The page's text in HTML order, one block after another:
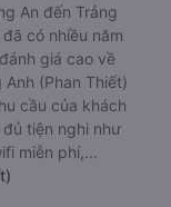
An đến Trảng
có nhiều năm
giá cao về
(Phan Thiết)
cầu của khách
tiện nghi như
miễn phí,...